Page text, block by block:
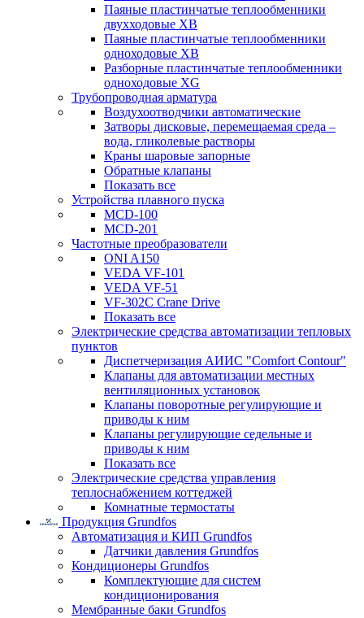
Паяные пластинчатые теплообменники
двухходовые XB
Паяные пластинчатые теплообменники
одноходовые ХВ
Разборные пластинчатые теплообменники
одноходовые ХG
Трубопроводная арматура
Воздухоотводчики автоматические
Затворы дисковые, перемещаемая среда –
вода, гликолевые растворы
Краны шаровые запорные
Обратные клапаны
Показать все
Устройства плавного пуска
MCD-100
MCD-201
Частотные преобразователи
ONI A150
VEDA VF-101
VEDA VF-51
VF-302C Crane Drive
Показать все
Электрические средства автоматизации тепловых
пунктов
Диспетчеризация АИИС "Comfort Contour"
Клапаны для автоматизации местных
вентиляционных установок
Клапаны поворотные регулирующие и
приводы к ним
Клапаны регулирующие седельные и
приводы к ним
Показать все
Электрические средства управления
теплоснабжением коттеджей
Комнатные термостаты
Продукция Grundfos
Автоматизация и КИП Grundfos
Датчики давления Grundfos
Кондиционеры Grundfos
Комплектующие для систем
кондиционирования
Мембранные баки Grundfos